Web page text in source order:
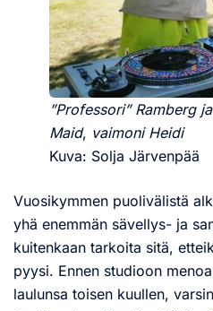
”Professori” Ramberg
Maid, vaimoni Heidi
Kuva: Solja Järvenpää
Vuosikymmen puolivälistä
yhä enemmän sävellys- ja
kuitenkaan tarkoita sitä,
pyysi. Ennen studioon
laulunsa toisen kuullen,